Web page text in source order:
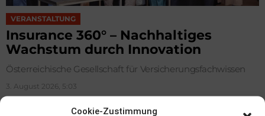
Cookie-Zustimmung
VERANSTALTUNG
Insurance 360° – Nachhaltiges
Wachstum durch Innovation
Österreichische Gesellschaft für Versicherungsfachwissen
3. August 2026, 5:03